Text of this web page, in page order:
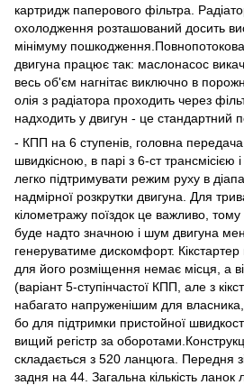
картридж паперового фільтра.
охолодження розташований досить
мінімуму
двигуна працює так: маслонасос
весь об'єм нагнітає виключно в
олія з радіатора проходить через
надходить у двигун - це стандартний
- КПП на 6 ступенів, головна
швидкісною, в парі з 6-ст трансмісією
легко підтримувати режим руху в
надмірної розкрутки двигуна. Для
кілометражу поїздок це важливо,
буде надто значною і шум двигуна
генеруватиме дискомфорт.
для його розміщення немає місця, а
(варіант 5-ступінчастої КПП, але з
набагато напруженішим для
бо для підтримки пристойної
вищий регістр за
складається з 520 ланцюга. Передня
задня на 44. Загальна кількість